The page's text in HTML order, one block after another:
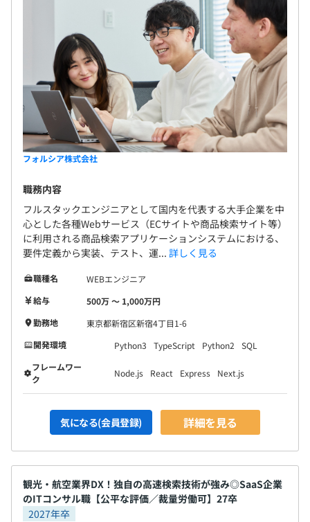
フォルシア株式会社
職務内容
フルスタックエンジニアとして国内を代表する大手企業を中
心とした各種Webサービス（ECサイトや商品検索サイト等）
に利用される商品検索アプリケーションシステムにおける、
要件定義から実装、テスト、運... 詳しく見る
職種名
WEBエンジニア
給与
500万 〜 1,000万円
勤務地
東京都新宿区新宿4丁目1-6
開発環境
Python3 TypeScript Python2
SQL
フレームワー
ク
Node.js React Express Next.js
気になる(会員登録) 詳細を見る
観光・航空業界DX！独自の高速検索技術が強み◎SaaS企業
のITコンサル職【公平な評価／裁量労働可】27卒
2027年卒